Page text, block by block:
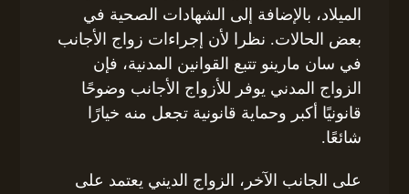
الميلاد، بالإضافة إلى الشهادات الصحية في
بعض الحالات. نظرا لأن إجراءات زواج الأجانب
في سان مارينو تتبع القوانين المدنية، فإن
الزواج المدني يوفر للأزواج الأجانب وضوحًا
قانونيًا أكبر وحماية قانونية تجعل منه خيارًا
شائعًا.
على الجانب الآخر، الزواج الديني يعتمد على